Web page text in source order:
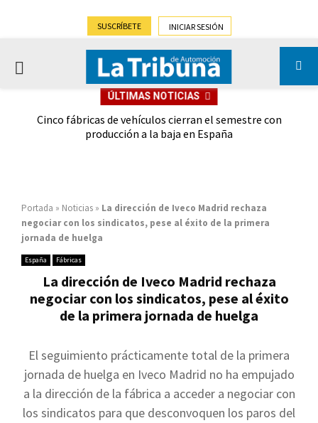
SUSCRÍBETE INICIAR SESIÓN
PRIMARY
ÚLTIMAS NOTICIAS
Cinco fábricas de vehículos cierran el semestre con
producción a la baja en España
Portada » Noticias » La dirección de Iveco Madrid rechaza
negociar con los sindicatos, pese al éxito de la primera
jornada de huelga
España Fábricas
La dirección de Iveco Madrid rechaza
negociar con los sindicatos, pese al éxito
de la primera jornada de huelga
El seguimiento prácticamente total de la primera
jornada de huelga en Iveco Madrid no ha empujado
a la dirección de la fábrica a acceder a negociar con
los sindicatos para que desconvoquen los paros del